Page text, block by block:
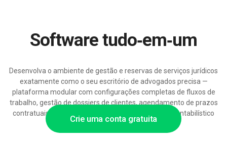
Crie uma conta gratuita
Software tudo‑em‑um
Desenvolva o ambiente de gestão e reservas de serviços jurídicos
exatamente como o seu escritório de advogados precisa —
plataforma modular com configurações completas de fluxos de
trabalho, gestão de dossiers de clientes, agendamento de prazos
contratuais e integrações com software jurídico e contabilístico
existentes.